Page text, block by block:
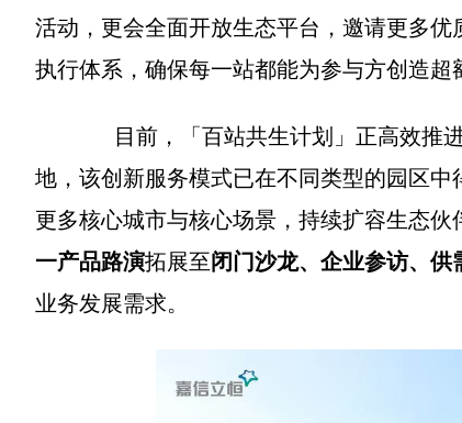
活动，更会全面开放生态平台，邀请更多
执行体系，确保每一站都能为参与方创造超
目前，「百站共生计划」正高效推进
地，该创新服务模式已在不同类型的园区
更多核心城市与核心场景，持续扩容生态
一产品路演拓展至闭门沙龙、企业参访、供
业务发展需求。